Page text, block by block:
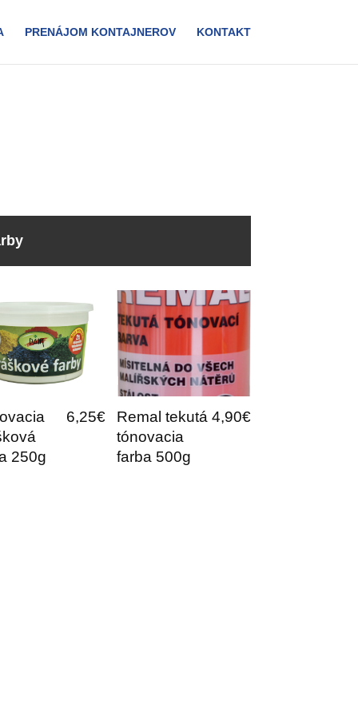
PRENÁJOM KONTAJNEROV KONTAKT
250g
6,25€
Remal tekutá
tónovacia
farba 500g
4,90€